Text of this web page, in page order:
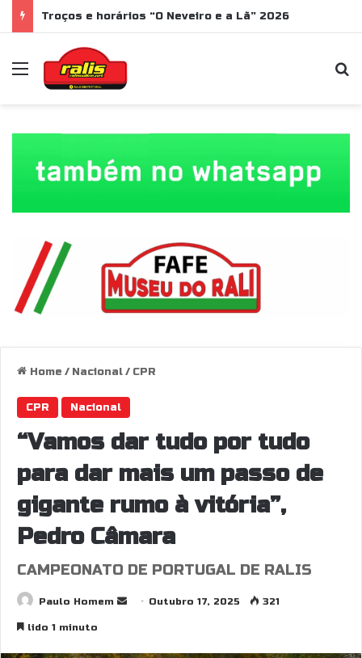
Troços e horários “O Neveiro e a Lã” 2026
Menu
Home / Nacional/ CPR
CPR Nacional
“Vamos dar tudo por tudo
para dar mais um passo de
gigante rumo à vitória”,
Pedro Câmara
CAMPEONATO DE PORTUGAL DE RALIS
Paulo Homem
SendOutubro 17, 2025 321
lido 1 minuto